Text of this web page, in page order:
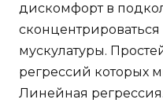
дискомфорт в
мускулатуры.
регрессий которых
Линейная регрессия.